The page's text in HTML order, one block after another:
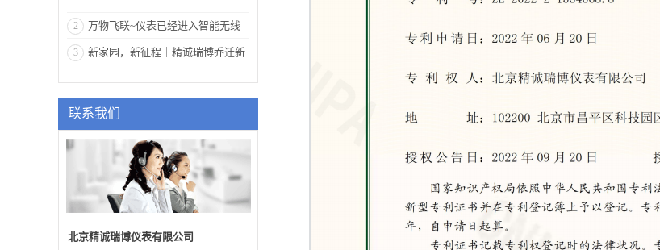
步优化处理，新型快
行更高速率的信号分
浆液、蒸汽较大的液
地下水、泥石流，水
文监测等一些复杂的
测量条件。2、原理透
镜雷达物位天线发射
较窄的微波脉冲，经
天线向下传输。微波
接触到被测介质表面
天线系统接收，将信
2 万物飞联~仪表已经进入智能无线
系统
3 新家园，新征程｜精诚瑞博乔迁新
联系我们
北京精诚瑞博仪表有限公司